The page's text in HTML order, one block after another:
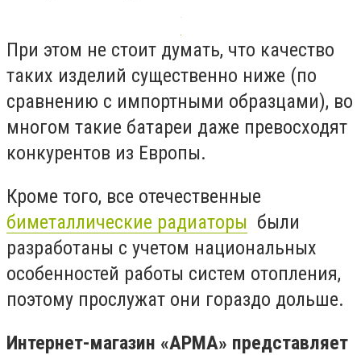
При этом не стоит думать, что качество
таких изделий существенно ниже (по
сравнению с импортными образцами), во
многом такие батареи даже превосходят
конкурентов из Европы.
Кроме того, все отечественные
биметаллические радиаторы были
разработаны с учетом национальных
особенностей работы систем отопления,
поэтому прослужат они гораздо дольше.
Интернет-магазин «АРМА» представляет